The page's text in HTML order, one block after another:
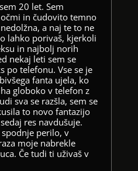
20 let. Sem
in čudovito temno
a naj te to ne
lahko porivaš, kjerkoli
in najbolj norih
nekaj leti sem se
po telefonu. Vse se je
fanta ujela, ko
globoko v telefon z
sva se razšla, sem se
to novo fantazijo
res navdušuje.
spodnje perilo, v
moje nabrekle
Če tudi ti uživaš v